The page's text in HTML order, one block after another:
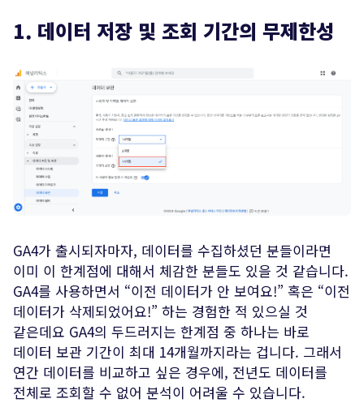
1. 데이터 저장 및 조회 기간의 무제한성
GA4가 출시되자마자, 데이터를 수집하셨던 분들이라면
이미 이 한계점에 대해서 체감한 분들도 있을 것 같습니다.
GA4를 사용하면서 “이전 데이터가 안 보여요!” 혹은 “이전
데이터가 삭제되었어요!” 하는 경험한 적 있으실 것
같은데요 GA4의 두드러지는 한계점 중 하나는 바로
데이터 보관 기간이 최대 14개월까지라는 겁니다. 그래서
연간 데이터를 비교하고 싶은 경우에, 전년도 데이터를
전체로 조회할 수 없어 분석이 어려울 수 있습니다.